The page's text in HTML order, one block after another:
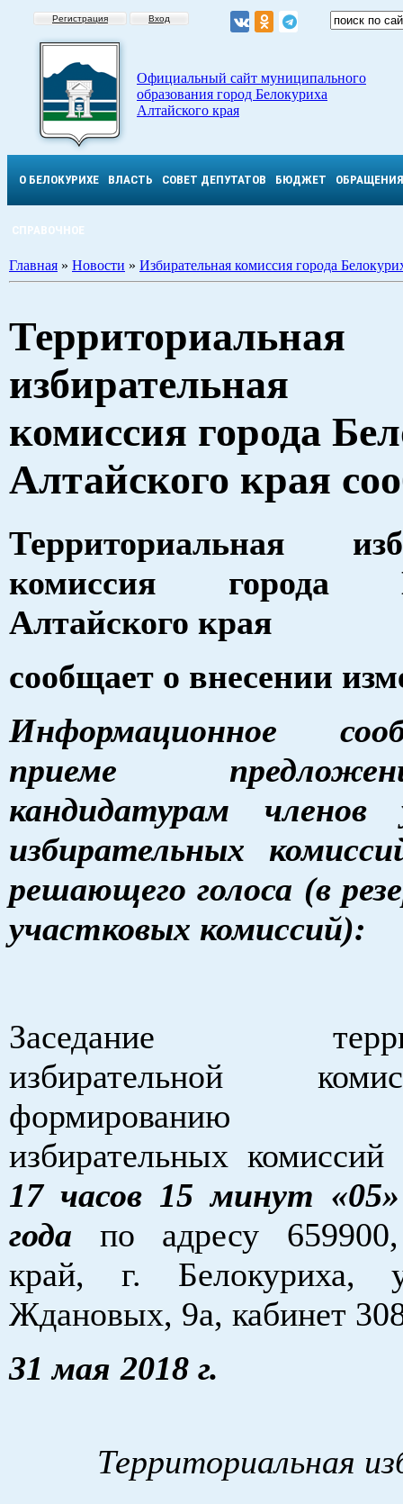
Регистрация Вход
Официальный сайт муниципального
образования город Белокуриха
Алтайского края
О БЕЛОКУРИХЕ ВЛАСТЬ СОВЕТ ДЕПУТАТОВ БЮДЖЕТ ОБРАЩЕНИЯ
СПРАВОЧНОЕ
Главная » Новости » Избирательная комиссия города
Территориальная
избирательная
комиссия города
Алтайского края
Территориальная
комиссия города
Алтайского края
сообщает о внесении
Информационное
приеме
кандидатурам членов
избирательных
решающего голоса (в
участковых комиссий):
Заседание
избирательной
формированию
избирательных комиссий
17 часов 15 минут
года по адресу
край, г. Белокуриха,
Ждановых, 9а, кабинет
31 мая
Территориальная